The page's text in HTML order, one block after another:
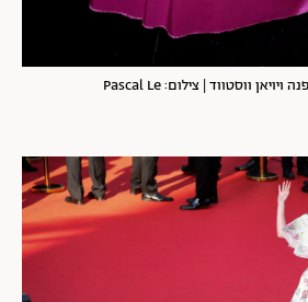
אל פנינג בשמלה של בית האופנה ויויאן ווסטווד | צילום: Pascal Le